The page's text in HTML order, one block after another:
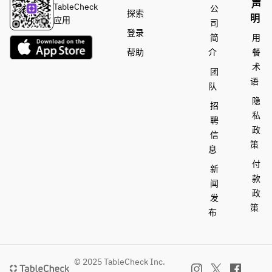
TableCheck
应用
探索
登录
帮助
公
司
简
介
团
队
招
聘
信
息
新
闻
发
布
声
明
用
餐
术
语
隐
私
政
策
付
款
政
策
© 2025 TableCheck Inc.